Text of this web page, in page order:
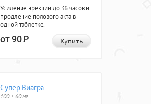
Усиление эрекции до 36 часов и
продление полового акта в
одной таблетке.
от 90Р Купить
Супер Виагра
100 + 60 мг